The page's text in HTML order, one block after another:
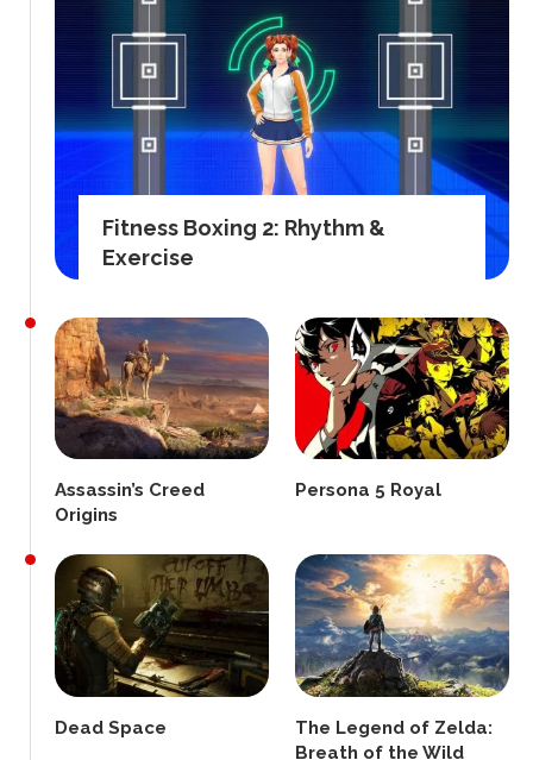
Fitness Boxing 2: Rhythm &
Exercise
Assassin’s Creed
Origins
Persona 5 Royal
Dead Space
The Legend of Zelda:
Breath of the Wild